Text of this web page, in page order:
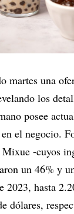
martes una
los
posee
el negocio.
-cuyos
un 46% y
2023, hasta
dólares,